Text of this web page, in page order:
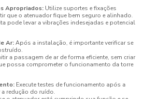
Apropriados: Utilize suportes e fixações
que o atenuador fique bem seguro e alinhado.
pode levar a vibrações indesejadas e potencial
Ar:Após a instalação, é importante verificar se
a passagem de ar de forma eficiente, sem criar
possa comprometer o funcionamento da torre
Execute testes de funcionamento após a
redução do ruído.